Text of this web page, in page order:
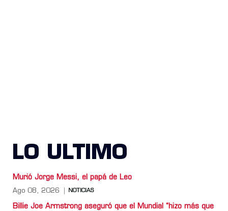
LO ULTIMO
Murió Jorge Messi, el papá de Leo
Ago 08, 2026 NOTICIAS
Billie Joe Armstrong aseguró que el Mundial “hizo más que